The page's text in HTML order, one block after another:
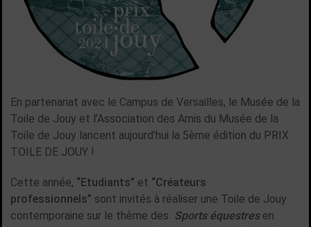
En partenariat avec le Campus de Versailles, le Musée de la
Toile de Jouy et l’Association des Amis du Musée de la
Toile de Jouy lancent aujourd’hui la 5ème édition du PRIX
TOILE DE JOUY !
Cette année, “Etudiants” et “Créateurs
professionnels” sont invités à réaliser une Toile de Jouy
contemporaine sur le thème des Sports équestresen